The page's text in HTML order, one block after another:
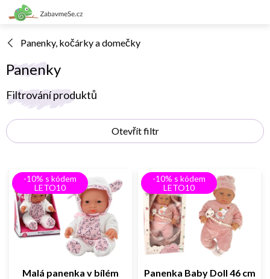
Přejít
na
Panenky, kočárky a domečky
Panenky
Filtrování produktů
Otevřít filtr
V
ý
p
i
o
-10% s kódem
LETO10
Malá panenka v bílém
-10% s kódem
LETO10
Panenka Baby Doll 46 cm